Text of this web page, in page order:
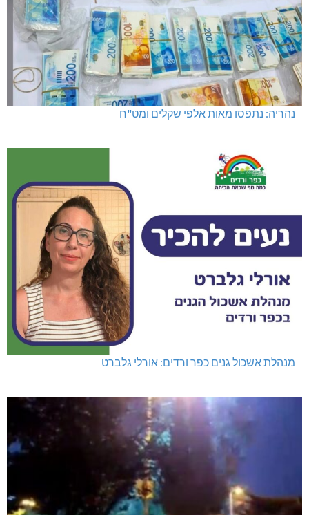
נהריה: נתפסו מאות אלפי שקלים ומט"ח
מנהלת אשכול גנים כפר ורדים: אורלי גלברט